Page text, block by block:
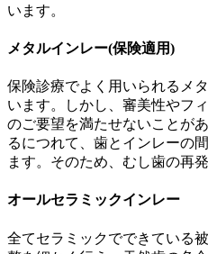
います。
メタルインレー(保険適用)
保険診療でよく用いられるメ
います。しかし、審美性やフ
のご要望を満たせないことが
るにつれて、歯とインレーの
ます。そのため、むし歯の再
オールセラミックインレー
全てセラミックでできている